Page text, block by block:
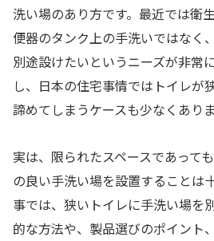
洗い場のあり方です。最近では衛
便器のタンク上の手洗いではなく
別途設けたいというニーズが非常
し、日本の住宅事情ではトイレが
諦めてしまうケースも少なくありま
実は、限られたスペースであって
の良い手洗い場を設置することは
事では、狭いトイレに手洗い場を
的な方法や、製品選びのポイント